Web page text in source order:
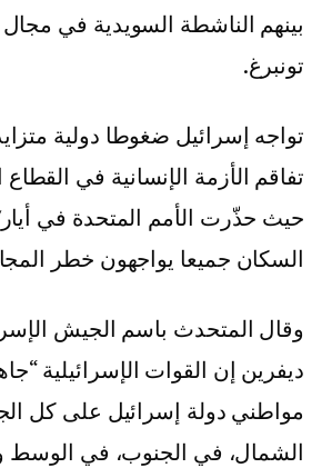
بينهم الناشطة السويدية في مجال
تونبرغ.
تواجه إسرائيل ضغوطا دولية
تفاقم الأزمة الإنسانية في
حيث حذّرت الأمم المتحدة في
السكان جميعا يواجهون خطر
وقال المتحدث باسم الجيش
ديفرين إن القوات الإسرائيلية
مواطني دولة إسرائيل على كل
الشمال، في الجنوب، في الوسط